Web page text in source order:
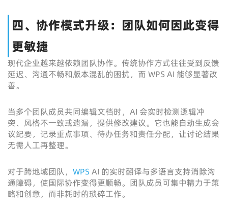
四、协作模式升级：团队如何因此变得
更敏捷
现代企业越来越依赖团队协作。传统协作方式往往受到反馈
延迟、沟通不畅和版本混乱的困扰，而 WPS AI 能够显著改
善。
当多个团队成员共同编辑文档时，AI 会实时检测逻辑冲
突、风格不一致或遗漏，提供修改建议。它也能自动生成会
议纪要，记录重点事项、待办任务和责任分配，让讨论结果
无需人工再整理。
对于跨地域团队， WPS AI 的实时翻译与多语言支持消除沟
通障碍，使国际协作变得更顺畅。团队成员可集中精力于策
略和创意，而非耗时的琐碎工作。